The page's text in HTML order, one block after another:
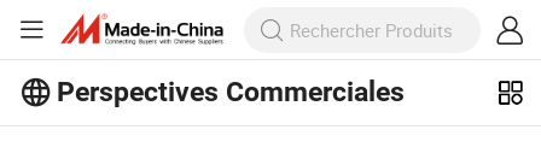
Perspectives Commerciales